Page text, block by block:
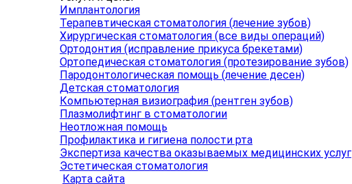
Имплантология
Терапевтическая стоматология (лечение зубов)
Хирургическая стоматология (все виды операций)
Ортодонтия (исправление прикуса брекетами)
Ортопедическая стоматология (протезирование зубов)
Пародонтологическая помощь (лечение десен)
Детская стоматология
Компьютерная визиография (рентген зубов)
Плазмолифтинг в стоматологии
Неотложная помощь
Профилактика и гигиена полости рта
Экспертиза качества оказываемых медицинских услуг
Эстетическая стоматология
Карта сайта